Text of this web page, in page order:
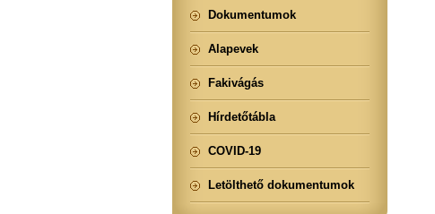
Dokumentumok
Alapevek
Fakivágás
Hírdetőtábla
COVID-19
Letölthető dokumentumok